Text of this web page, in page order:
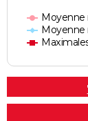
Moyenne
Moyenne